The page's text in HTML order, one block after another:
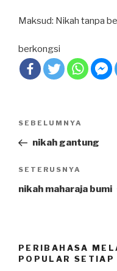
Maksud: Nikah tanpa
berkongsi
Post
Previous
Post
SEBELUMNYA
nikah gantung
Next
Post
SETERUSNYA
nikah maharaja bumi
PERIBAHASA
POPULAR SETIAP